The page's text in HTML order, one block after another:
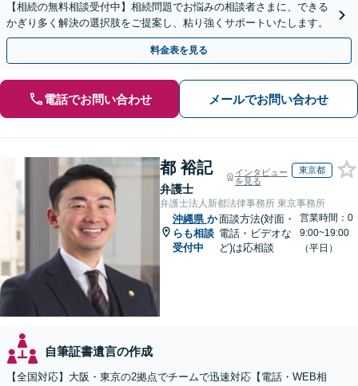
【相続の無料相談受付中】相続問題でお悩みの相談者さまに、できる
かぎり多く解決の選択肢をご提案し、粘り強くサポートいたします。
料金表を見る
電話でお問い合わせ メールでお問い合わせ
都 裕記
弁護士
インタビュー
を見る
東京都
弁護士法人新都法律事務所 東京事務所
沖縄県 か
らも相談
受付中
面談方法(対面・
電話・ビデオな
ど)は応相談
営業時間：0
9:00~19:00
（平日）
自筆証書遺言の作成
【全国対応】大阪・東京の2拠点でチームで迅速対応【電話・WEB相